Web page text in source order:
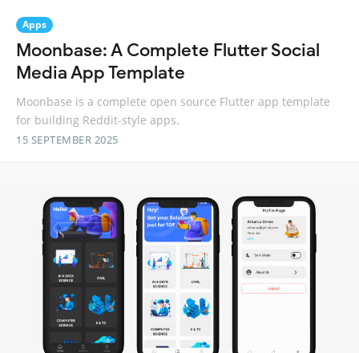
Apps
Moonbase: A Complete Flutter Social
Media App Template
Moonbase is a complete open source Flutter app template
for building Reddit-style apps.
15 SEPTEMBER 2025